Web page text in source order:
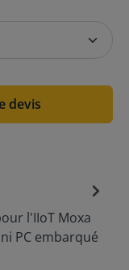
devis
l'IIoT Moxa
PC embarqué